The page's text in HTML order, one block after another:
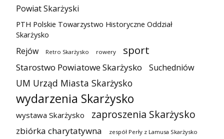
Powiat Skarżyski
PTH Polskie Towarzystwo Historyczne Oddział
Skarżysko
Rejów Retro Skarżysko rowery sport
Starostwo Powiatowe Skarżysko Suchedniów
UM Urząd Miasta Skarżysko
wydarzenia Skarżysko
wystawa Skarżysko zaproszenia Skarżysko
zbiórka charytatywna zespół Perły z Lamusa Skarżysko